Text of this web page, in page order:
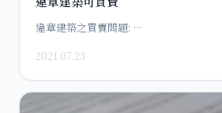
違章建築之買賣問題: …
2021.07.23